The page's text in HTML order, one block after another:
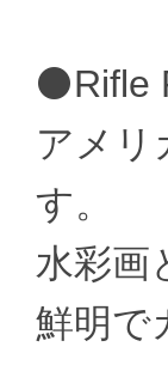
⚫Rifle
アメリ
す。
水彩画
鮮明で